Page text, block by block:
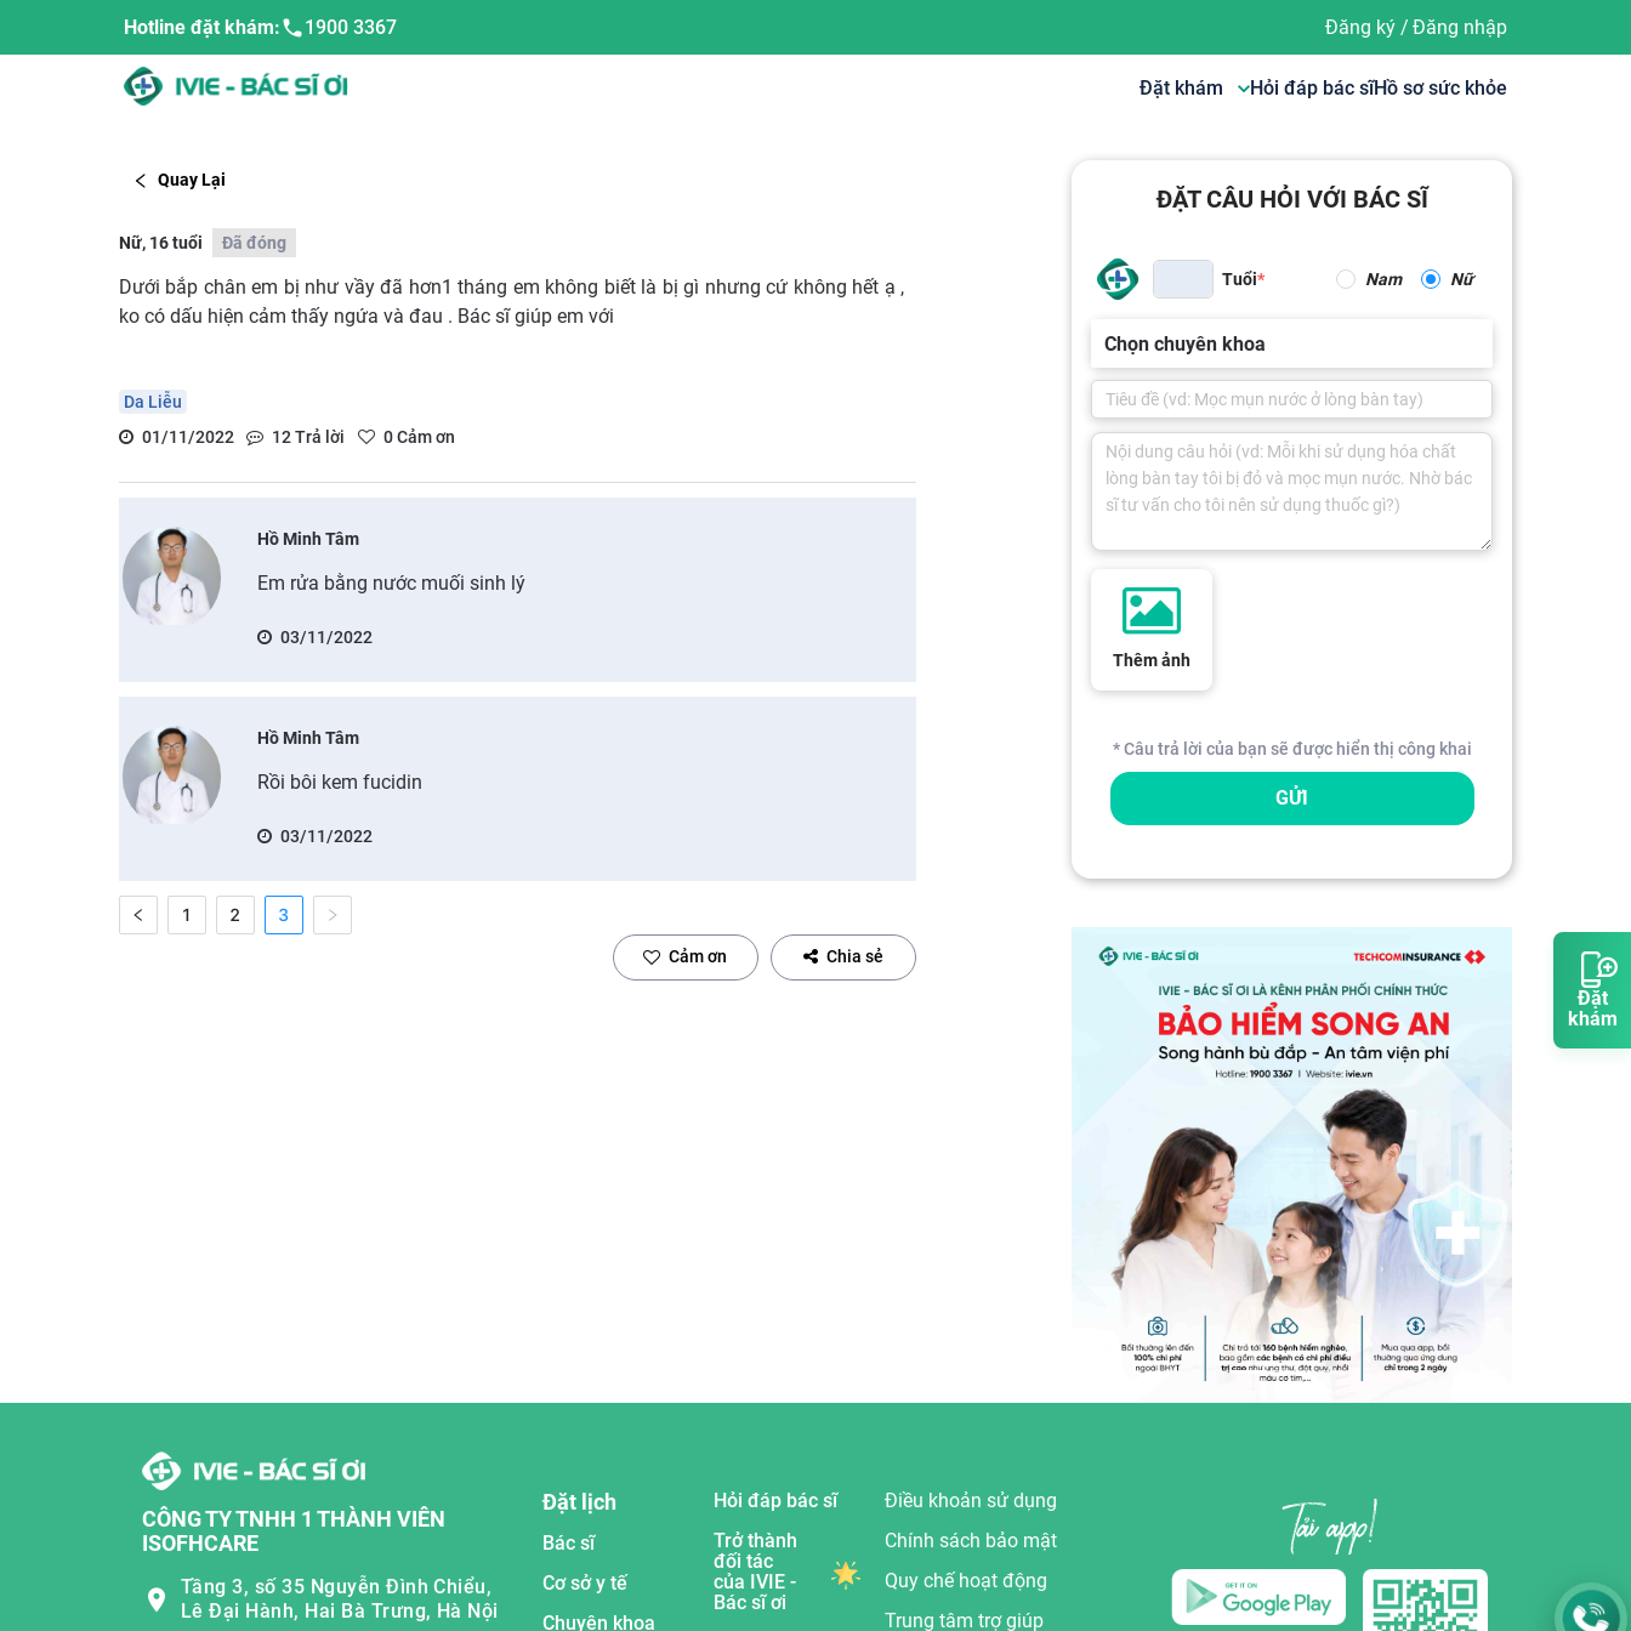
Đặt
khám
Hotline đặt khám: 1900 3367 Đăng ký/ Đăng nhập
Đặt khám Hỏi đáp bác sĩHồ sơ sức khỏe
Quay Lại
Nữ, 16 tuổi Đã đóng
Dưới bắp chân em bị như vầy đã hơn1 tháng em không biết là bị gì nhưng cứ không hết ạ ,
ko có dấu hiện cảm thấy ngứa và đau . Bác sĩ giúp em với
Da Liễu
01/11/2022
12Trả lời 0Cảm ơn
Hồ Minh Tâm
Em rửa bằng nước muối sinh lý
03/11/2022
Hồ Minh Tâm
Rồi bôi kem fucidin
03/11/2022
1 2 3
Cảm ơn Chia sẻ
ĐẶT CÂU HỎI VỚI BÁC SĨ
Tuổi Nam Nữ
Chọn chuyên khoa
Thêm ảnh
* Câu trả lời của bạn sẽ được hiển thị công khai
GỬI
CÔNG TY TNHH 1 THÀNH VIÊN
ISOFHCARE
Tầng 3, số 35 Nguyễn Đình Chiểu,
Lê Đại Hành, Hai Bà Trưng, Hà Nội
Đặt lịch
Bác sĩ
Cơ sở y tế
Chuyên khoa
Hỏi đáp bác sĩ
Trở thành
đối tác
của IVIE -
Bác sĩ ơi
Điều khoản sử dụng
Chính sách bảo mật
Quy chế hoạt động
Trung tâm trợ giúp